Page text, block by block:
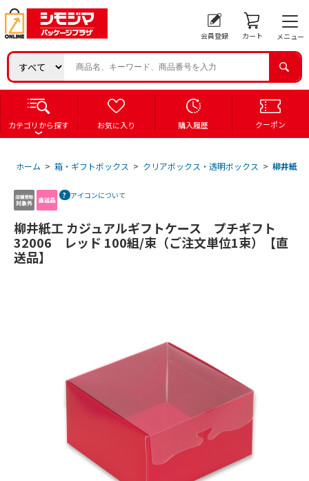
会員登録 カート メニュー
カテゴリから探す お気に入り 購入履歴 クーポン
ホーム > 箱・ギフトボックス > クリアボックス・透明ボックス > 柳井紙
アイコンについて
柳井紙工 カジュアルギフトケース プチギフト
32006 レッド 100組/束（ご注文単位1束）【直
送品】